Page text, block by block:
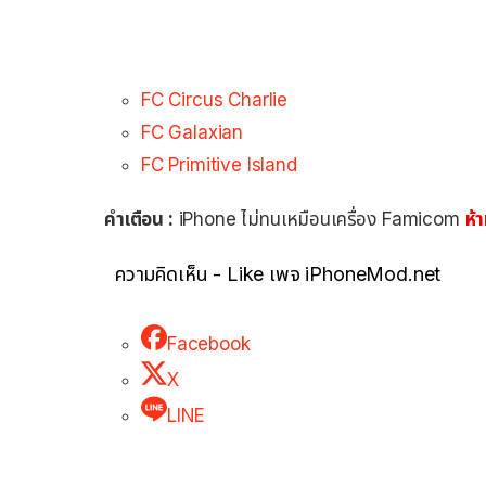
FC Circus Charlie
FC Galaxian
FC Primitive Island
คำเตือน : iPhone ไม่ทนเหมือนเครื่อง Famicom ห้
ความคิดเห็น - Like เพจ iPhoneMod.net
Facebook
X
LINE